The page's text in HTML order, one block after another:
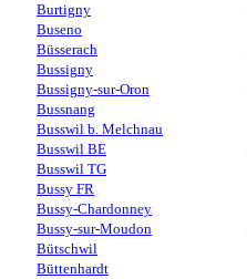
Burtigny
Buseno
Büsserach
Bussigny
Bussigny-sur-Oron
Bussnang
Busswil b. Melchnau
Busswil BE
Busswil TG
Bussy FR
Bussy-Chardonney
Bussy-sur-Moudon
Bütschwil
Büttenhardt